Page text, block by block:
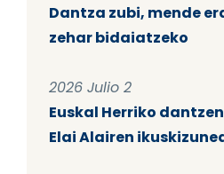
Dantza zubi, mende
zehar bidaiatzeko
2026 Julio 2
Euskal Herriko
Elai Alairen